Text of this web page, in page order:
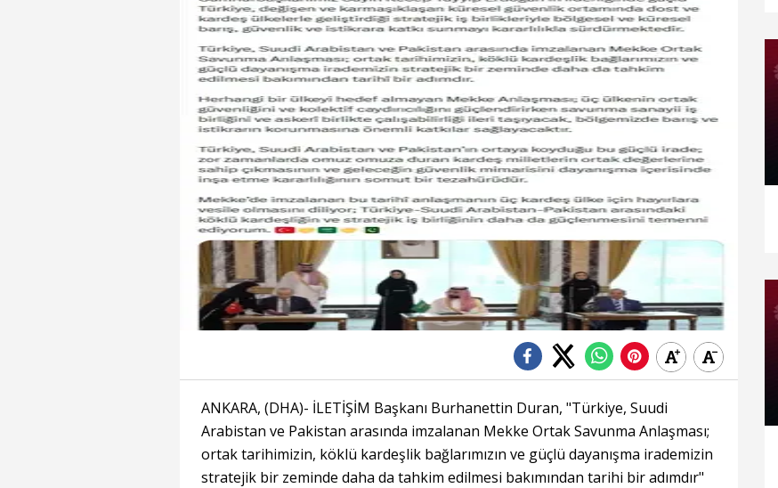
ANKARA, (DHA)- İLETİŞİM Başkanı Burhanettin Duran, "Türkiye, Suudi
Arabistan ve Pakistan arasında imzalanan Mekke Ortak Savunma Anlaşması;
ortak tarihimizin, köklü kardeşlik bağlarımızın ve güçlü dayanışma irademizin
stratejik bir zeminde daha da tahkim edilmesi bakımından tarihi bir adımdır"